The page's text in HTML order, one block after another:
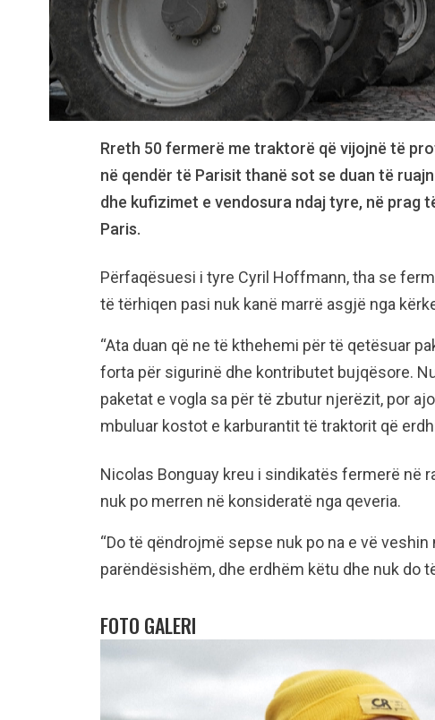
Rreth 50 fermerë me traktorë që vijojnë të
në qendër të Parisit thanë sot se duan të
dhe kufizimet e vendosura ndaj tyre, në prag
Paris.
Përfaqësuesi i tyre Cyril Hoffmann, tha se
të tërhiqen pasi nuk kanë marrë asgjë nga
“Ata duan që ne të kthehemi për të qetësuar
forta për sigurinë dhe kontributet bujqësore.
paketat e vogla sa për të zbutur njerëzit, por
mbuluar kostot e karburantit të traktorit që
Nicolas Bonguay kreu i sindikatës fermerë në
nuk po merren në konsideratë nga qeveria.
“Do të qëndrojmë sepse nuk po na e vë
parëndësishëm, dhe erdhëm këtu dhe nuk do
FOTO GALERI